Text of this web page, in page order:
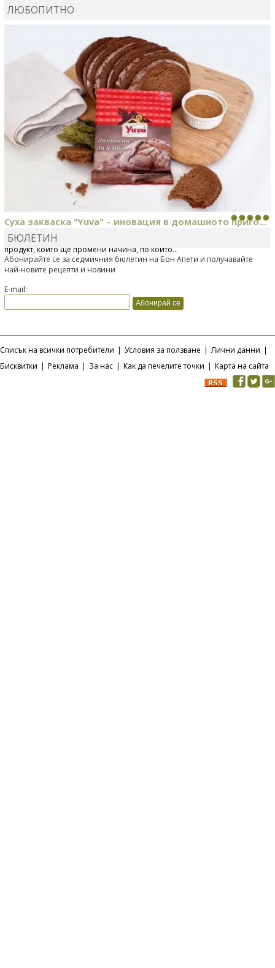
ЛЮБОПИТНО
Суха закваска "Yuva" – иновация в домашното приго...
Отскоро Лесафр България стартира предлагането на изцяло нов
продукт, който ще промени начина, по който...
БЮЛЕТИН
Абонирайте се за седмичния бюлетин на Бон Апети и получавайте
най-новите рецепти и новини
E-mail:
Списък на всички потребители | Условия за ползване | Лични данни |
Бисквитки | Реклама | За нас | Как да печелите точки | Карта на сайта